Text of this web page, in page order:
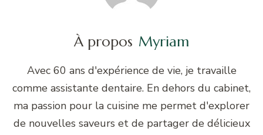
À propos Myriam
Avec 60 ans d'expérience de vie, je travaille
comme assistante dentaire. En dehors du cabinet,
ma passion pour la cuisine me permet d'explorer
de nouvelles saveurs et de partager de délicieux